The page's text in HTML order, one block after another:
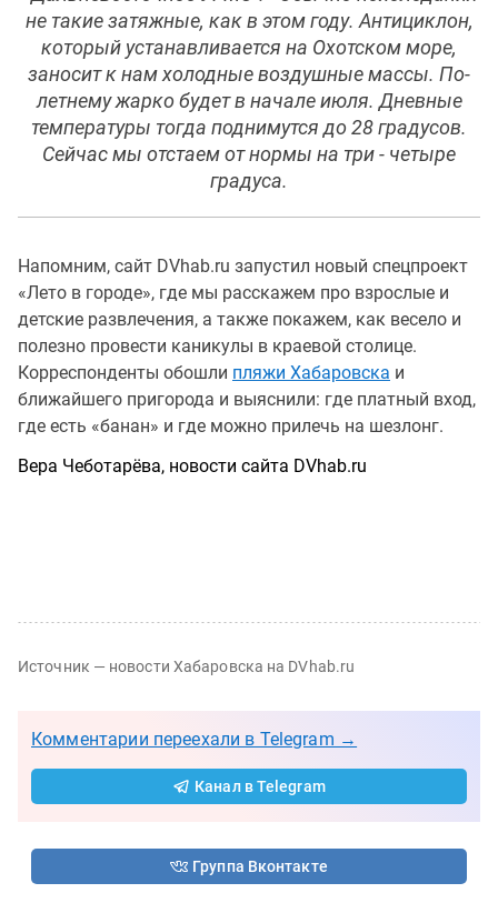
не такие затяжные, как в этом году. Антициклон,
который устанавливается на Охотском море,
заносит к нам холодные воздушные массы. По-
летнему жарко будет в начале июля. Дневные
температуры тогда поднимутся до 28 градусов.
Сейчас мы отстаем от нормы на три - четыре
градуса.
Напомним, сайт DVhab.ru запустил новый спецпроект
«Лето в городе», где мы расскажем про взрослые и
детские развлечения, а также покажем, как весело и
полезно провести каникулы в краевой столице.
Корреспонденты обошли пляжи Хабаровска и
ближайшего пригорода и выяснили: где платный вход,
где есть «банан» и где можно прилечь на шезлонг.
Вера Чеботарёва, новости сайта DVhab.ru
Источник — новости Хабаровска на DVhab.ru
Комментарии переехали в Telegram →
Канал в Telegram
Группа Вконтакте